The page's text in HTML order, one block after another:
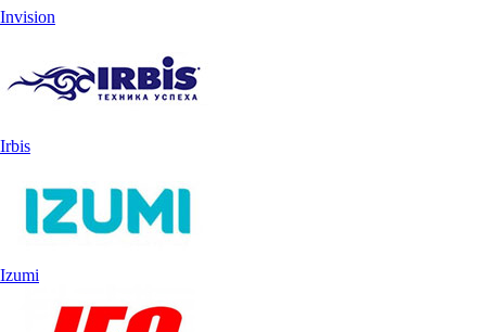
Invision
Irbis
Izumi